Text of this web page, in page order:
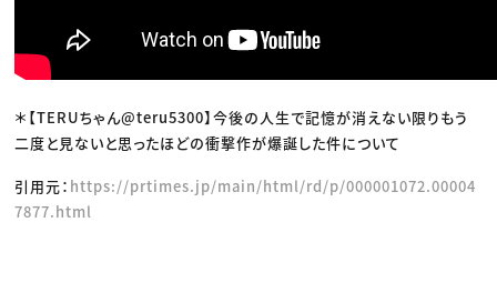
＊【TERUちゃん@teru5300】今後の人生で記憶が消えない限りもう
二度と見ないと思ったほどの衝撃作が爆誕した件について
引用元： https://prtimes.jp/main/html/rd/p/000001072.00004
7877.html